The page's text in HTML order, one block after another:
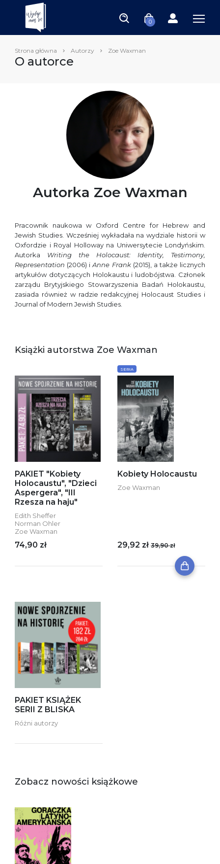
0
Strona główna Autorzy Zoe Waxman
O autorce
Autorka Zoe Waxman
Pracownik naukowa w Oxford Centre for Hebrew and
Jewish Studies. Wcześniej wykładała na wydziale historii w
Oxfordzie i Royal Holloway na Uniwersytecie Londyńskim.
Autorka Writing the Holocaust: Identity, Testimony,
Representation (2006) iAnne Frank(2015), a także licznych
artykułów dotyczących Holokaustu i ludobójstwa. Członek
zarządu Brytyjskiego Stowarzyszenia Badań Holokaustu,
zasiada również w radzie redakcyjnej Holocaust Studies i
Journal of Modern Jewish Studies.
Książki autorstwa Zoe Waxman
PAKIET "Kobiety
Holocaustu", "Dzieci
Aspergera", "III
Rzesza na haju"
Edith Sheffer
Norman Ohler
Zoe Waxman
74,90 zł
SERIA
Kobiety Holocaustu
Zoe Waxman
29,92 zł 39,90 zł
PAKIET KSIĄŻEK
SERII Z BLISKA
Różni autorzy
Zobacz nowości książkowe